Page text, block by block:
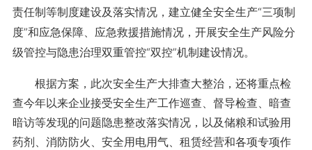
责任制等制度建设及落实情况，建立健全安全生产“三项制
度”和应急保障、应急救援措施情况，开展安全生产风险分
级管控与隐患治理双重管控“双控”机制建设情况。
根据方案，此次安全生产大排查大整治，还将重点检
查今年以来企业接受安全生产工作巡查、督导检查、暗查
暗访等发现的问题隐患整改落实情况，以及储粮和试验用
药剂、消防防火、安全用电用气、租赁经营和各项专项作